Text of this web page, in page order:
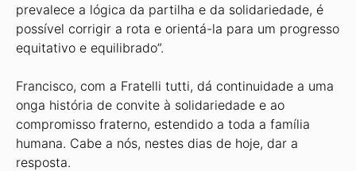
prevalece a lógica da partilha e da solidariedade, é
possível corrigir a rota e orientá-la para um progresso
equitativo e equilibrado”.
Francisco, com a Fratelli tutti, dá continuidade a uma
onga história de convite à solidariedade e ao
compromisso fraterno, estendido a toda a família
humana. Cabe a nós, nestes dias de hoje, dar a
resposta.